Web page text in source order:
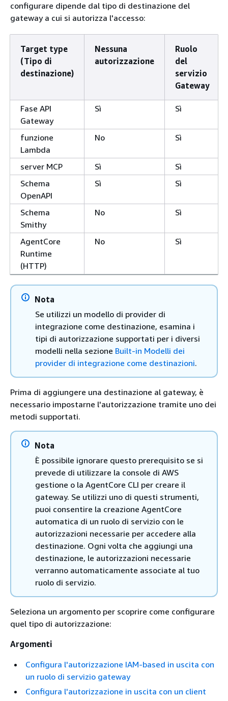
configurare dipende dal tipo di destinazione del
gateway a cui si autorizza l'accesso:
Target type
(Tipo di
destinazione)
Nessuna
autorizzazione
Ruolo
del
servizio
Gateway
Fase API
Gateway
Sì Sì
funzione
Lambda
No Sì
server MCP Sì
Sì
Schema
OpenAPI
Sì Sì
Schema
Smithy
No Sì
AgentCore
Runtime
(HTTP)
No Sì
Nota
Se utilizzi un modello di provider di
integrazione come destinazione, esamina i
tipi di autorizzazione supportati per i diversi
modelli nella sezione Built-in Modelli dei
provider di integrazione come destinazioni.
Prima di aggiungere una destinazione al gateway, è
necessario impostarne l'autorizzazione tramite uno dei
metodi supportati.
Nota
È possibile ignorare questo prerequisito se si
prevede di utilizzare la console di AWS
gestione o la AgentCore CLI per creare il
gateway. Se utilizzi uno di questi strumenti,
puoi consentire la creazione AgentCore
automatica di un ruolo di servizio con le
autorizzazioni necessarie per accedere alla
destinazione. Ogni volta che aggiungi una
destinazione, le autorizzazioni necessarie
verranno automaticamente associate al tuo
ruolo di servizio.
Seleziona un argomento per scoprire come configurare
quel tipo di autorizzazione:
Argomenti
Configura l'autorizzazione IAM-based in uscita con
un ruolo di servizio gateway
Configura l'autorizzazione in uscita con un client